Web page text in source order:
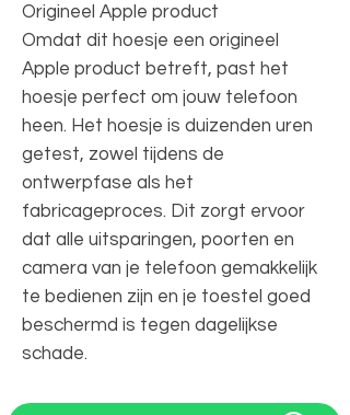
Origineel Apple product
Omdat dit hoesje een origineel
Apple product betreft, past het
hoesje perfect om jouw telefoon
heen. Het hoesje is duizenden uren
getest, zowel tijdens de
ontwerpfase als het
fabricageproces. Dit zorgt ervoor
dat alle uitsparingen, poorten en
camera van je telefoon gemakkelijk
te bedienen zijn en je toestel goed
beschermd is tegen dagelijkse
schade.